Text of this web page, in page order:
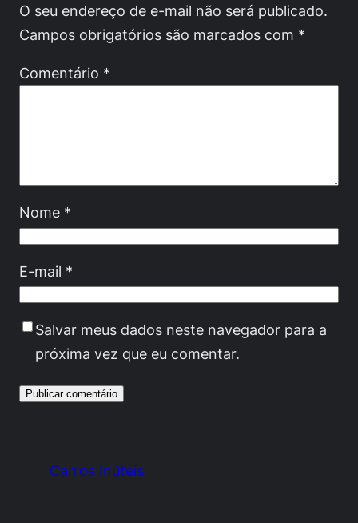
O seu endereço de e-mail não será publicado.
Campos obrigatórios são marcados com *
Comentário *
Nome *
E-mail *
Salvar meus dados neste navegador para a
próxima vez que eu comentar.
Carros Inúteis